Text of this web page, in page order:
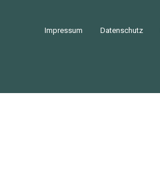
Impressum Datenschutz